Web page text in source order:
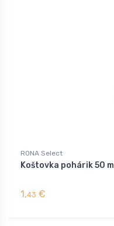
RONA Select
Koštovka pohárik 50 ml
1,43 €